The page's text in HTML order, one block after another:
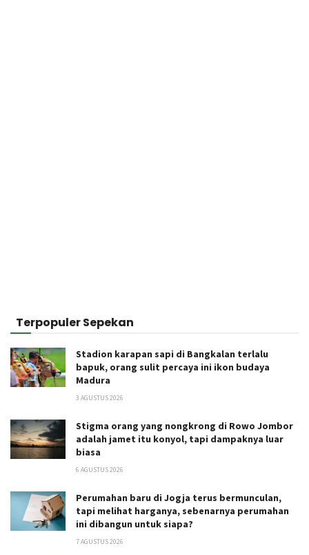
Terpopuler Sepekan
Stadion karapan sapi di Bangkalan terlalu
bapuk, orang sulit percaya ini ikon budaya
Madura
3 AGUSTUS 2026
Stigma orang yang nongkrong di Rowo Jombor
adalah jamet itu konyol, tapi dampaknya luar
biasa
6 AGUSTUS 2026
Perumahan baru di Jogja terus bermunculan,
tapi melihat harganya, sebenarnya perumahan
ini dibangun untuk siapa?
7 AGUSTUS 2026